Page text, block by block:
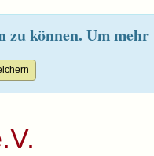
können. Um